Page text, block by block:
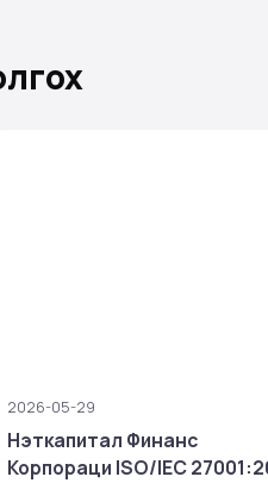
2026-05-29
Нэткапитал Финанс
Корпораци ISO/IEC